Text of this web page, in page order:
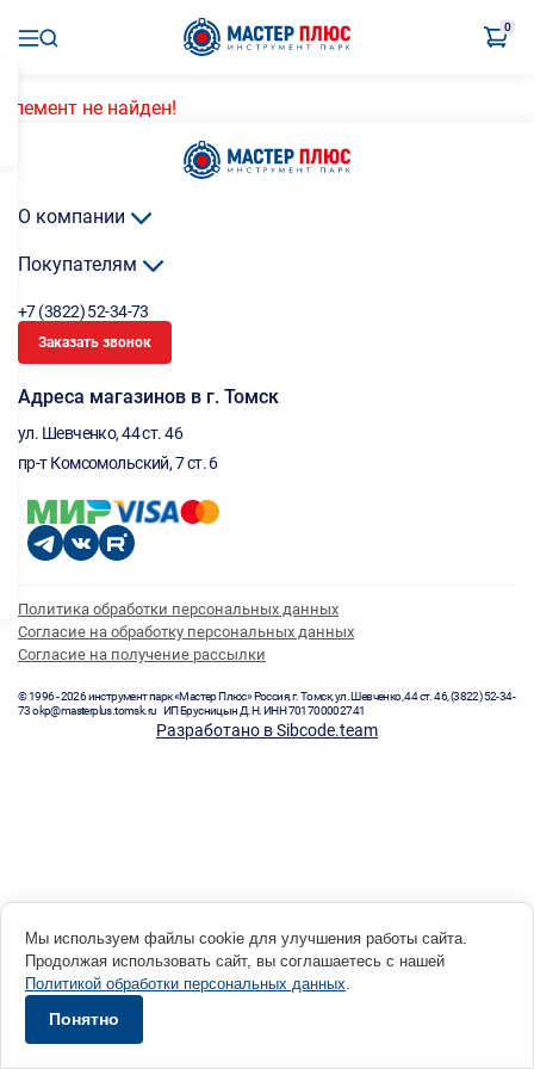
0
Элемент не найден!
О компании
Покупателям
+7 (3822) 52-34-73
Заказать звонок
Адреса магазинов в г. Томск
ул. Шевченко, 44 ст. 46
пр-т Комсомольский, 7 ст. 6
Политика обработки персональных данных
Согласие на обработку персональных данных
Согласие на получение рассылки
© 1996 - 2026 инструмент парк «Мастер Плюс» Россия, г. Томск, ул. Шевченко, 44 ст. 46, (3822) 52-34-
73 okp@masterplus.tomsk.ru ИП Брусницын Д.Н. ИНН 701700002741
Разработано в Sibcode.team
Мы используем файлы cookie для улучшения работы сайта.
Продолжая использовать сайт, вы соглашаетесь с нашей
Политикой обработки персональных данных.
Понятно